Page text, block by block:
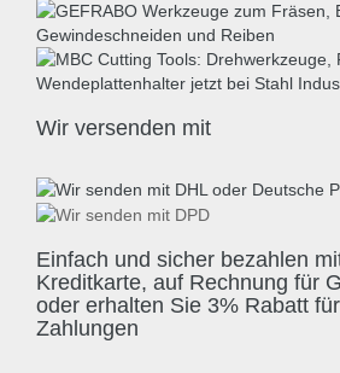
Wir versenden mit
Einfach und sicher bezahlen
Kreditkarte, auf Rechnung für
oder erhalten Sie 3% Rabatt
Zahlungen